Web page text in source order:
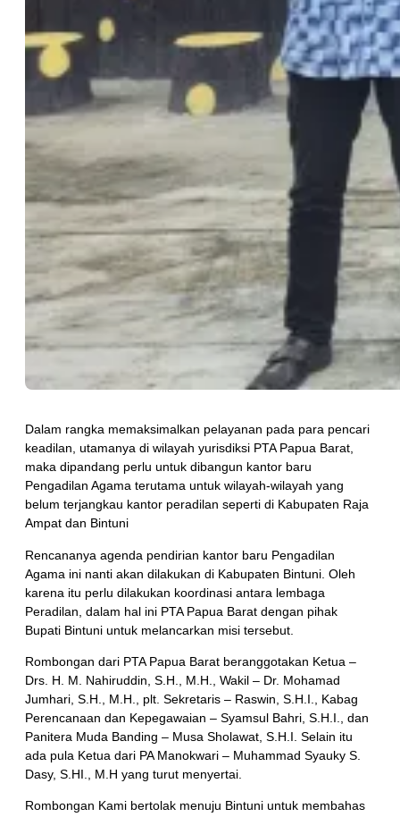
Dalam rangka memaksimalkan pelayanan pada para pencari
keadilan, utamanya di wilayah yurisdiksi PTA Papua Barat,
maka dipandang perlu untuk dibangun kantor baru
Pengadilan Agama terutama untuk wilayah-wilayah yang
belum terjangkau kantor peradilan seperti di Kabupaten Raja
Ampat dan Bintuni
Rencananya agenda pendirian kantor baru Pengadilan
Agama ini nanti akan dilakukan di Kabupaten Bintuni. Oleh
karena itu perlu dilakukan koordinasi antara lembaga
Peradilan, dalam hal ini PTA Papua Barat dengan pihak
Bupati Bintuni untuk melancarkan misi tersebut.
Rombongan dari PTA Papua Barat beranggotakan Ketua –
Drs. H. M. Nahiruddin, S.H., M.H., Wakil – Dr. Mohamad
Jumhari, S.H., M.H., plt. Sekretaris – Raswin, S.H.I., Kabag
Perencanaan dan Kepegawaian – Syamsul Bahri, S.H.I., dan
Panitera Muda Banding – Musa Sholawat, S.H.I. Selain itu
ada pula Ketua dari PA Manokwari – Muhammad Syauky S.
Dasy, S.HI., M.H yang turut menyertai.
Rombongan Kami bertolak menuju Bintuni untuk membahas